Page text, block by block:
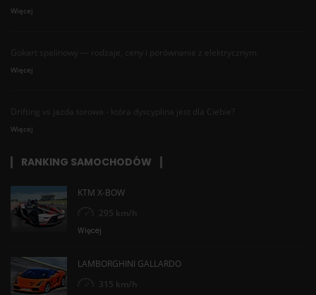
Więcej
Gokart spalinowy — rodzaje, ceny i porównanie z elektrycznym
Więcej
Drifting vs jazda torowa - która dyscyplina jest dla Ciebie?
Więcej
RANKING SAMOCHODÓW
KTM X-BOW
295 km/h
Więcej
LAMBORGHINI GALLARDO
315 km/h